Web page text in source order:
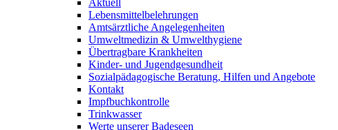
Aktuell
Lebensmittelbelehrungen
Amtsärztliche Angelegenheiten
Umweltmedizin & Umwelthygiene
Übertragbare Krankheiten
Kinder- und Jugendgesundheit
Sozialpädagogische Beratung, Hilfen und Angebote
Kontakt
Impfbuchkontrolle
Trinkwasser
Werte unserer Badeseen